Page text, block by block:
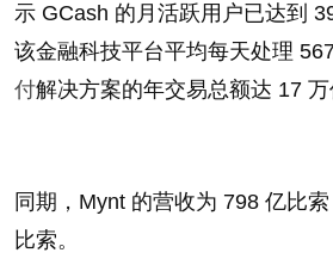
示 GCash 的月活跃用户已达到
该金融科技平台平均每天处理
付解决方案的年交易总额达 17 万
同期，Mynt 的营收为 798 亿比
比索。